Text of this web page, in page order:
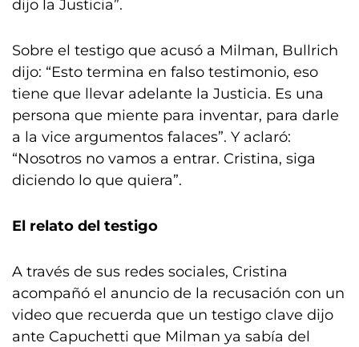
dijo la Justicia”.
Sobre el testigo que acusó a Milman, Bullrich
dijo: “Esto termina en falso testimonio, eso
tiene que llevar adelante la Justicia. Es una
persona que miente para inventar, para darle
a la vice argumentos falaces”. Y aclaró:
“Nosotros no vamos a entrar. Cristina, siga
diciendo lo que quiera”.
El relato del testigo
A través de sus redes sociales, Cristina
acompañó el anuncio de la recusación con un
video que recuerda que un testigo clave dijo
ante Capuchetti que Milman ya sabía del